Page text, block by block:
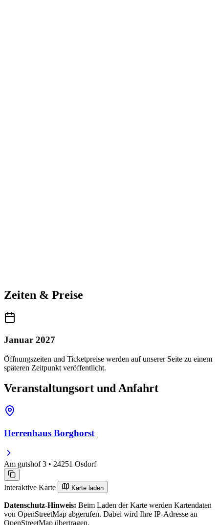
Zeiten & Preise
Januar 2027
Öffnungszeiten und Ticketpreise werden auf unserer Seite zu einem
späteren Zeitpunkt veröffentlicht.
Veranstaltungsort und Anfahrt
Herrenhaus Borghorst
Am gutshof 3 • 24251 Osdorf
Interaktive Karte Karte laden
Datenschutz-Hinweis: Beim Laden der Karte werden Kartendaten
von OpenStreetMap abgerufen. Dabei wird Ihre IP-Adresse an
OpenStreetMap übertragen.